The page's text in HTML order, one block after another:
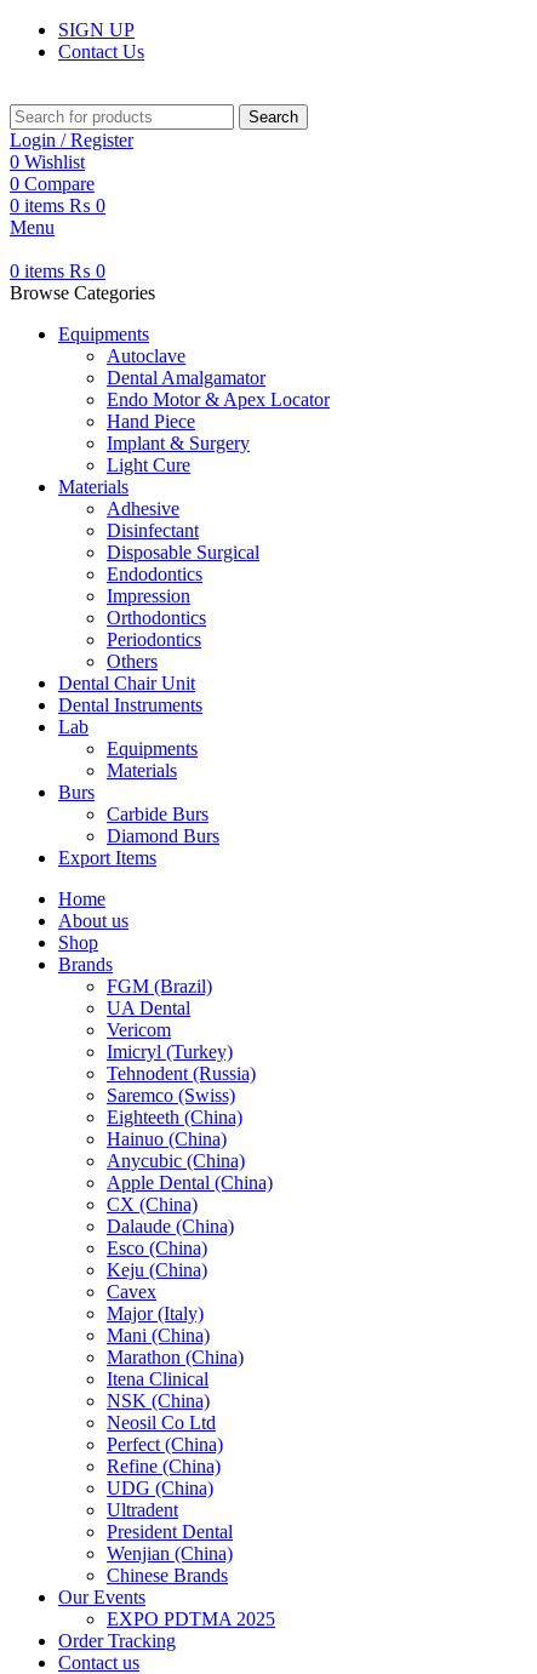
SIGN UP
Contact Us
Search
Login / Register
0 Wishlist
0 Compare
0 items ₨ 0
Menu
0 items ₨ 0
Browse Categories
Equipments
Autoclave
Dental Amalgamator
Endo Motor & Apex Locator
Hand Piece
Implant & Surgery
Light Cure
Materials
Adhesive
Disinfectant
Disposable Surgical
Endodontics
Impression
Orthodontics
Periodontics
Others
Dental Chair Unit
Dental Instruments
Lab
Equipments
Materials
Burs
Carbide Burs
Diamond Burs
Export Items
Home
About us
Shop
Brands
FGM (Brazil)
UA Dental
Vericom
Imicryl (Turkey)
Tehnodent (Russia)
Saremco (Swiss)
Eighteeth (China)
Hainuo (China)
Anycubic (China)
Apple Dental (China)
CX (China)
Dalaude (China)
Esco (China)
Keju (China)
Cavex
Major (Italy)
Mani (China)
Marathon (China)
Itena Clinical
NSK (China)
Neosil Co Ltd
Perfect (China)
Refine (China)
UDG (China)
Ultradent
President Dental
Wenjian (China)
Chinese Brands
Our Events
EXPO PDTMA 2025
Order Tracking
Contact us